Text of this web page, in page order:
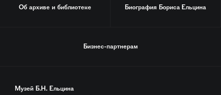
Об архиве и библиотеке Биография Бориса Ельцина
Бизнес-партнерам
Музей Б.Н. Ельцина